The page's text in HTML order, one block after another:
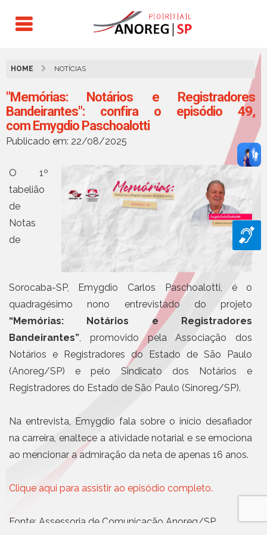
HOME NOTÍCIAS
"Memórias: Notários e Registradores
Bandeirantes": confira o episódio 49,
com Emygdio Paschoalotti
Publicado em: 22/08/2025
O 1º
tabelião
de
Notas
de
Sorocaba-SP, Emygdio Carlos Paschoalotti, é o
quadragésimo nono entrevistado do projeto
“Memórias: Notários e Registradores
Bandeirantes”, promovido pela Associação dos
Notários e Registradores do Estado de São Paulo
(Anoreg/SP) e pelo Sindicato dos Notários e
Registradores do Estado de São Paulo (Sinoreg/SP).
Na entrevista, Emygdio fala sobre o início desafiador
na carreira, enaltece a atividade notarial e se emociona
ao mencionar a admiração da neta de apenas 16 anos.
Clique aqui para assistir ao episódio completo.
Fonte: Assessoria de Comunicação Anoreg/SP